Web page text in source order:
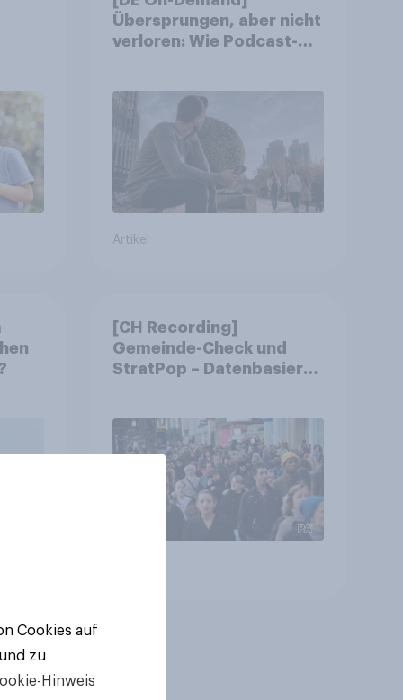
Übersprungen, aber nicht
verloren: Wie Podcast-
Artikel
[CH Recording]
Gemeinde-Check und
StratPop – Datenbasierte
Cookies auf
zu
Hinweis